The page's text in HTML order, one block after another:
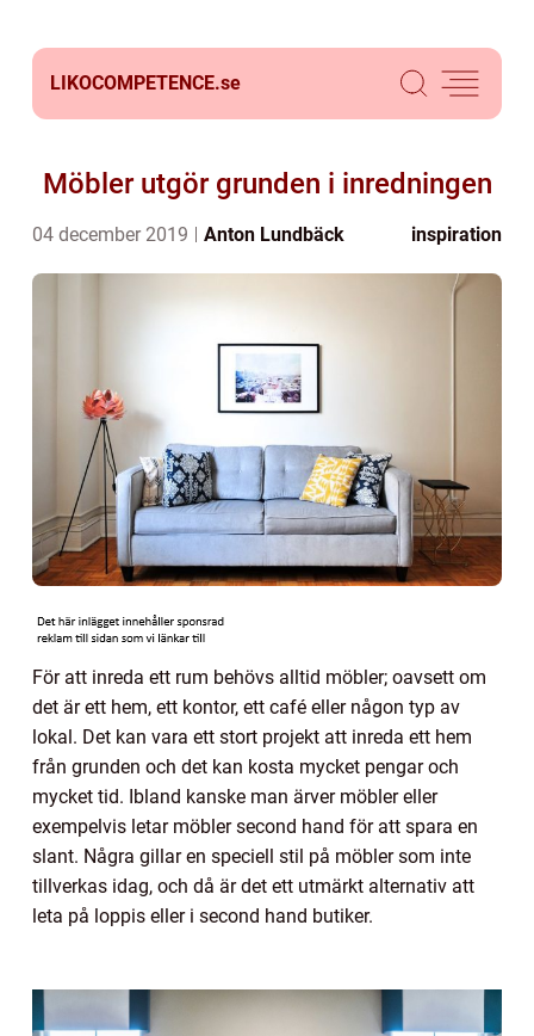
LIKOCOMPETENCE.se
Möbler utgör grunden i inredningen
04 december 2019 Anton Lundbäck inspiration
För att inreda ett rum behövs alltid möbler; oavsett om
det är ett hem, ett kontor, ett café eller någon typ av
lokal. Det kan vara ett stort projekt att inreda ett hem
från grunden och det kan kosta mycket pengar och
mycket tid. Ibland kanske man ärver möbler eller
exempelvis letar möbler second hand för att spara en
slant. Några gillar en speciell stil på möbler som inte
tillverkas idag, och då är det ett utmärkt alternativ att
leta på loppis eller i second hand butiker.